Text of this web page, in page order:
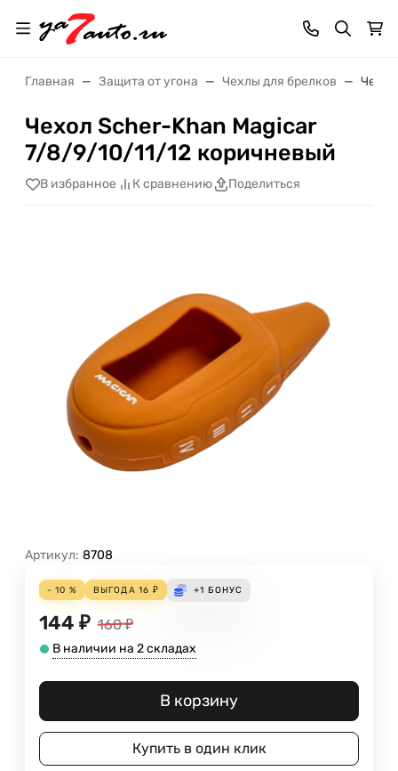
Главная Защита от угона Чехлы для брелков
Чехол Scher-Khan Magicar
7/8/9/10/11/12 коричневый
В избранное К сравнению Поделиться
Артикул: 8708
- 10 % ВЫГОДА 16 ₽ +1 БОНУС
144 ₽ 160 ₽
В наличии на 2 складах
В корзину
Купить в один клик